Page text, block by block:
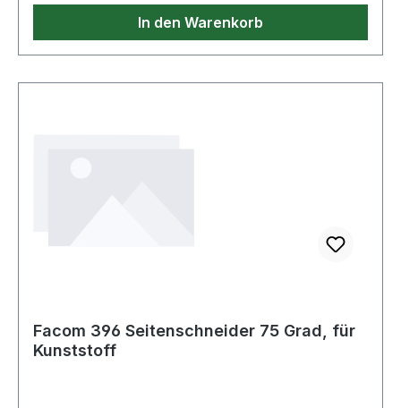
In den Warenkorb
Facom 396 Seitenschneider 75 Grad, für
Kunststoff